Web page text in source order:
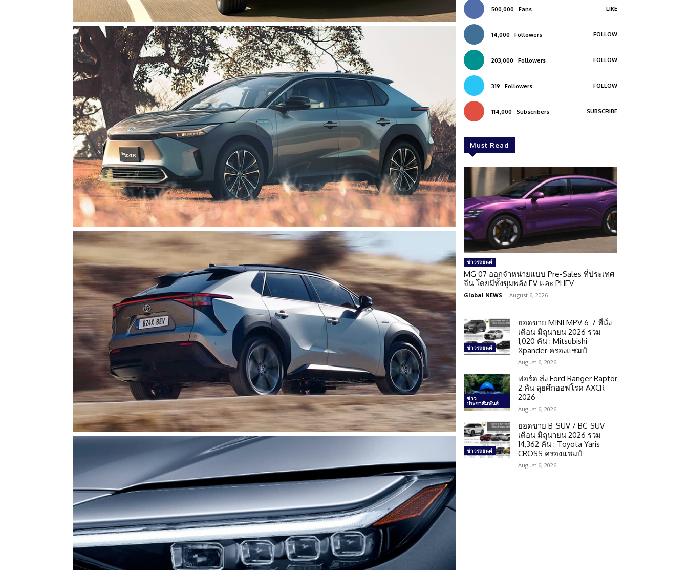
500,000 Fans LIKE
14,000 Followers FOLLOW
203,000 Followers FOLLOW
319 Followers FOLLOW
114,000 Subscribers SUBSCRIBE
Must Read
ข่าวรถยนต์
MG 07 ออกจำหน่ายแบบ Pre-Sales ที่ประเทศ
จีน โดยมีทั้งขุมพลัง EV และ PHEV
Global NEWS - August 6, 2026
ข่าวรถยนต์
ยอดขาย MINI MPV 6-7 ที่นั่ง
เดือน มิถุนายน 2026 รวม
1,020 คัน : Mitsubishi
Xpander ครองแชมป์
August 6, 2026
ข่าว
ประชาสัมพันธ์
ฟอร์ด ส่ง Ford Ranger Raptor
2 คัน ลุยศึกออฟโรด AXCR
2026
August 6, 2026
ข่าวรถยนต์
ยอดขาย B-SUV / BC-SUV
เดือน มิถุนายน 2026 รวม
14,362 คัน : Toyota Yaris
CROSS ครองแชมป์
August 6, 2026